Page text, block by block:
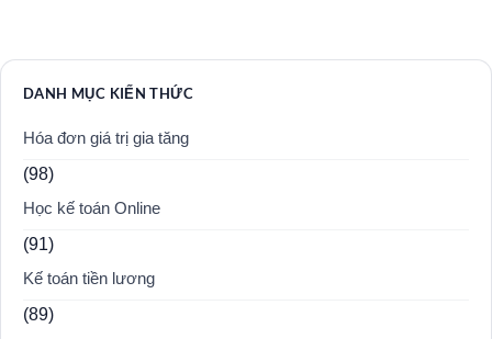
DANH MỤC KIẾN THỨC
Hóa đơn giá trị gia tăng
(98)
Học kế toán Online
(91)
Kế toán tiền lương
(89)